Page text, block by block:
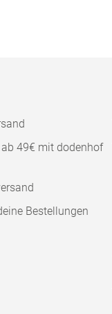
49€ mit dodenhof
Bestellungen